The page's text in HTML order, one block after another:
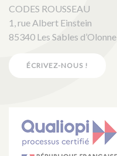
CODES ROUSSEAU
1, rue Albert Einstein
85340 Les Sables d’Olonne
ÉCRIVEZ-NOUS !